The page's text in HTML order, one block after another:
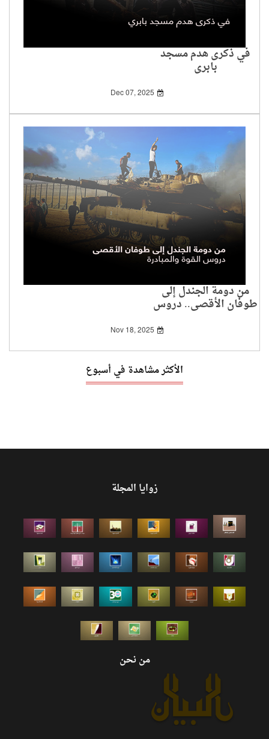
في ذكرى هدم مسجد
بابري
Dec 07, 2025
من دومة الجندل إلى
طوفان الأقصى.. دروس
القوة والمبادرة
Nov 18, 2025
الأكثر مشاهدة في أسبوع
زوايا المجلة
من نحن